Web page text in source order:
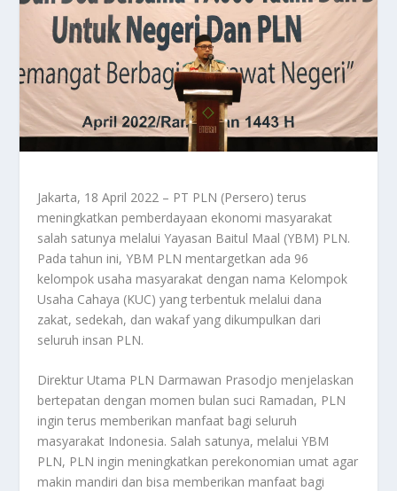
Jakarta, 18 April 2022 – PT PLN (Persero) terus
meningkatkan pemberdayaan ekonomi masyarakat
salah satunya melalui Yayasan Baitul Maal (YBM) PLN.
Pada tahun ini, YBM PLN mentargetkan ada 96
kelompok usaha masyarakat dengan nama Kelompok
Usaha Cahaya (KUC) yang terbentuk melalui dana
zakat, sedekah, dan wakaf yang dikumpulkan dari
seluruh insan PLN.
Direktur Utama PLN Darmawan Prasodjo menjelaskan
bertepatan dengan momen bulan suci Ramadan, PLN
ingin terus memberikan manfaat bagi seluruh
masyarakat Indonesia. Salah satunya, melalui YBM
PLN, PLN ingin meningkatkan perekonomian umat agar
makin mandiri dan bisa memberikan manfaat bagi